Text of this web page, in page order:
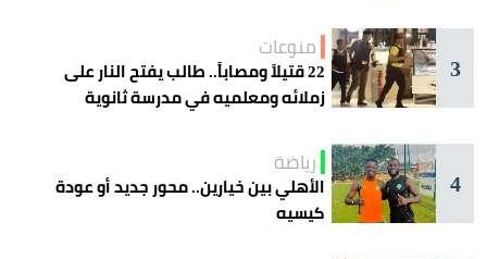
3
منوعات
22 قتيلاً ومصاباً.. طالب يفتح النار على
زملائه ومعلميه في مدرسة ثانوية
4
رياضة
الأهلي بين خيارين.. محور جديد أو عودة
كيسيه